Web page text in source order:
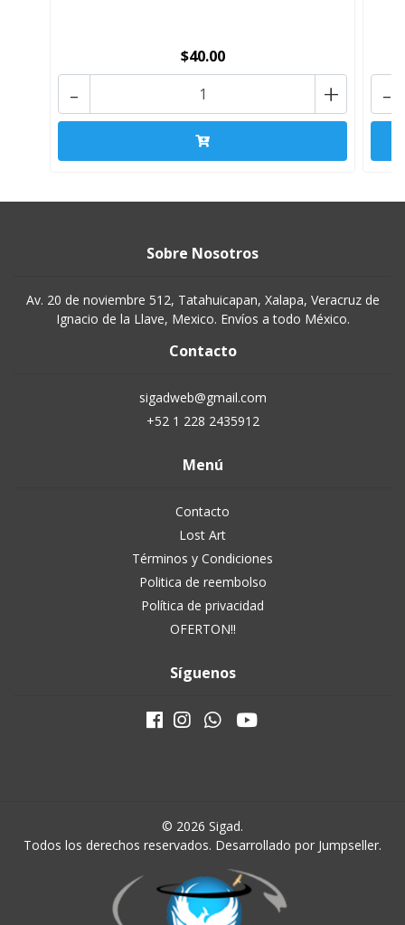
$40.00
+
- -
Sobre Nosotros
Av. 20 de noviembre 512, Tatahuicapan, Xalapa, Veracruz de
Ignacio de la Llave, Mexico. Envíos a todo México.
Contacto
sigadweb@gmail.com
+52 1 228 2435912
Menú
Contacto
Lost Art
Términos y Condiciones
Politica de reembolso
Política de privacidad
OFERTON!!
Síguenos
© 2026 Sigad.
Todos los derechos reservados. Desarrollado por Jumpseller.